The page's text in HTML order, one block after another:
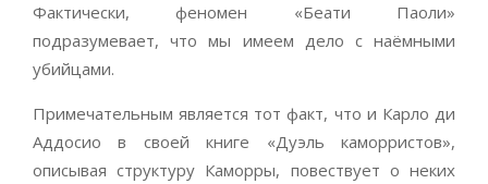
Фактически, феномен «Беати Паоли»
подразумевает, что мы имеем дело с наёмными
убийцами.
Примечательным является тот факт, что и Карло ди
Аддосио в своей книге «Дуэль каморристов»,
описывая структуру Каморры, повествует о неких